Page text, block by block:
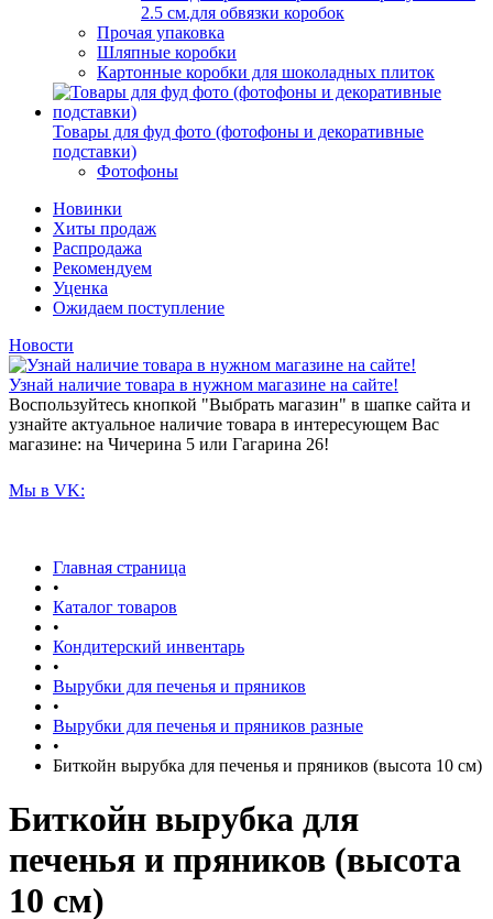
2.5 см.для обвязки коробок
Прочая упаковка
Шляпные коробки
Картонные коробки для шоколадных плиток
Товары для фуд фото (фотофоны и декоративные
подставки)
Фотофоны
Новинки
Хиты продаж
Распродажа
Рекомендуем
Уценка
Ожидаем поступление
Новости
Узнай наличие товара в нужном магазине на сайте!
Воспользуйтесь кнопкой "Выбрать магазин" в шапке сайта и
узнайте актуальное наличие товара в интересующем Вас
магазине: на Чичерина 5 или Гагарина 26!
Мы в VK:
Главная страница
•
Каталог товаров
•
Кондитерский инвентарь
•
Вырубки для печенья и пряников
•
Вырубки для печенья и пряников разные
•
Биткойн вырубка для печенья и пряников (высота 10 см)
Биткойн вырубка для
печенья и пряников (высота
10 см)